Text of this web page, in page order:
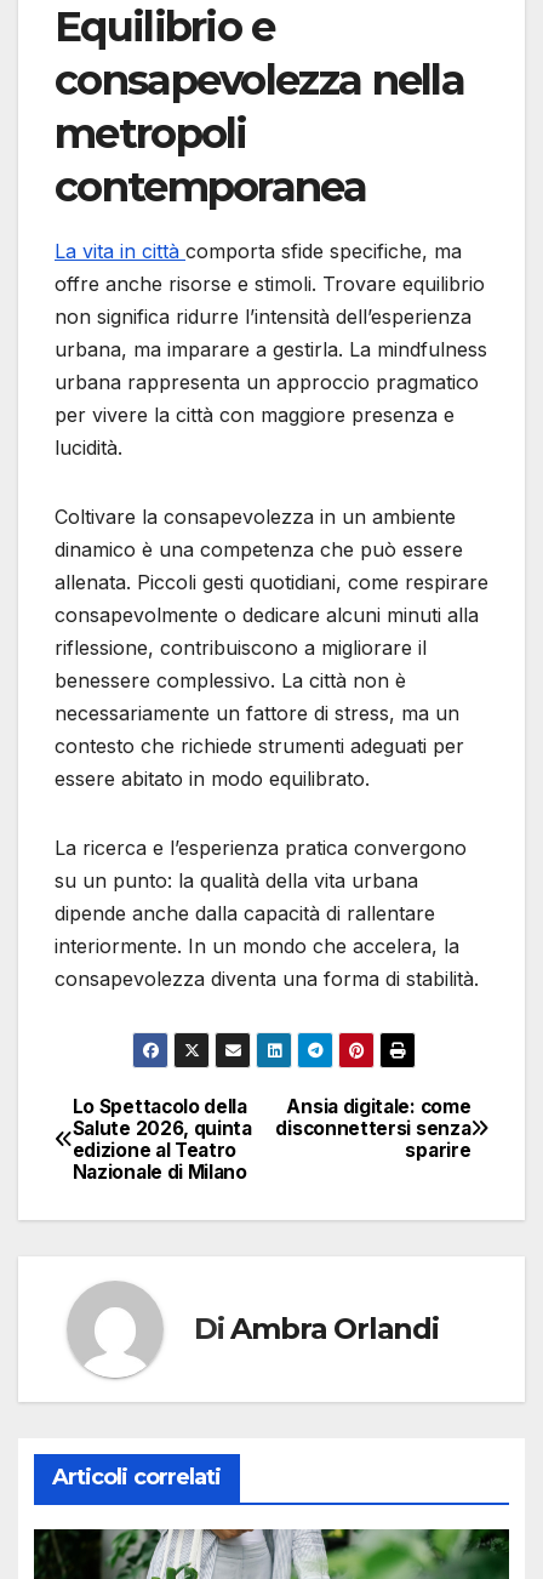
Equilibrio e
consapevolezza nella
metropoli
contemporanea
La vita in città comporta sfide specifiche, ma
offre anche risorse e stimoli. Trovare equilibrio
non significa ridurre l’intensità dell’esperienza
urbana, ma imparare a gestirla. La mindfulness
urbana rappresenta un approccio pragmatico
per vivere la città con maggiore presenza e
lucidità.
Coltivare la consapevolezza in un ambiente
dinamico è una competenza che può essere
allenata. Piccoli gesti quotidiani, come respirare
consapevolmente o dedicare alcuni minuti alla
riflessione, contribuiscono a migliorare il
benessere complessivo. La città non è
necessariamente un fattore di stress, ma un
contesto che richiede strumenti adeguati per
essere abitato in modo equilibrato.
La ricerca e l’esperienza pratica convergono
su un punto: la qualità della vita urbana
dipende anche dalla capacità di rallentare
interiormente. In un mondo che accelera, la
consapevolezza diventa una forma di stabilità.
Navigazione
articoli
Ansia digitale: come
disconnettersi senza
sparire
Lo Spettacolo della
Salute 2026, quinta
edizione al Teatro
Nazionale di Milano
DiAmbra Orlandi
Articoli correlati